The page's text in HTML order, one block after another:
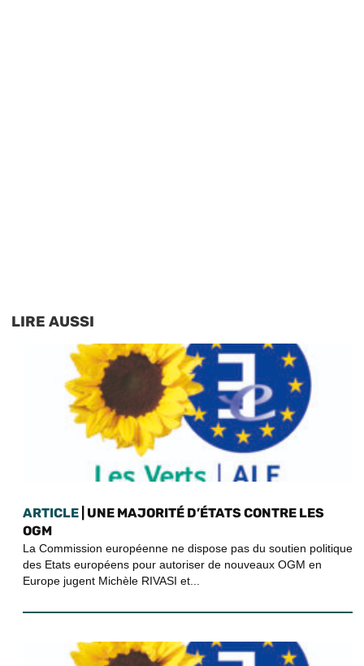
LIRE AUSSI
ARTICLE | UNE MAJORITÉ D’ÉTATS CONTRE LES
OGM
La Commission européenne ne dispose pas du soutien politique
des Etats européens pour autoriser de nouveaux OGM en
Europe jugent Michèle RIVASI et...